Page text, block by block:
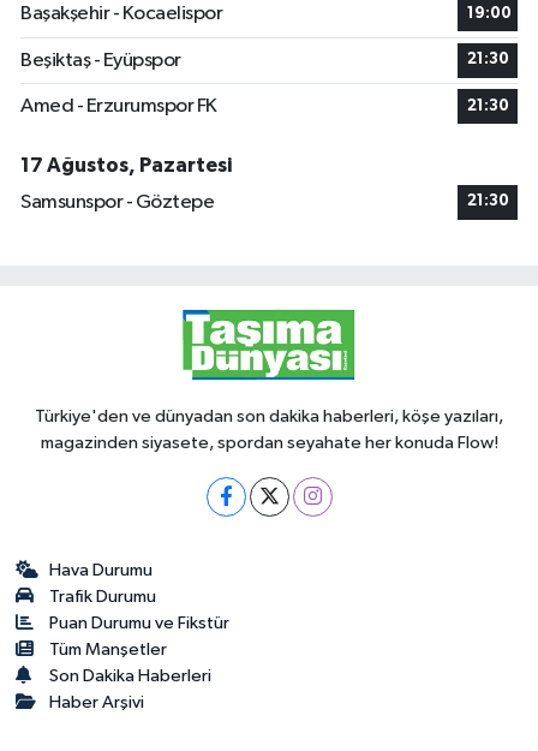
Başakşehir - Kocaelispor
19:00
Beşiktaş - Eyüpspor 21:30
Amed - Erzurumspor FK 21:30
17 Ağustos, Pazartesi
Samsunspor - Göztepe
21:30
Türkiye'den ve dünyadan son dakika haberleri, köşe yazıları,
magazinden siyasete, spordan seyahate her konuda Flow!
Hava Durumu
Trafik Durumu
Puan Durumu ve Fikstür
Tüm Manşetler
Son Dakika Haberleri
Haber Arşivi